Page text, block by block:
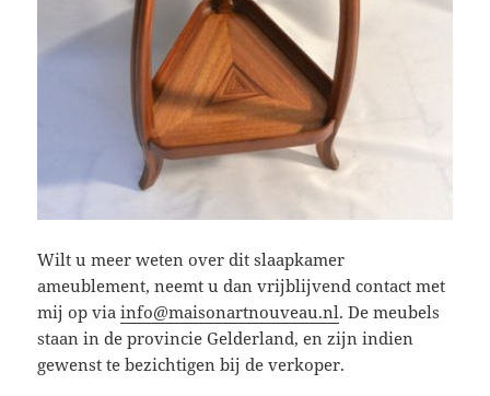
Wilt u meer weten over dit slaapkamer
ameublement, neemt u dan vrijblijvend contact met
mij op viainfo@maisonartnouveau.nl. De meubels
staan in de provincie Gelderland, en zijn indien
gewenst te bezichtigen bij de verkoper.